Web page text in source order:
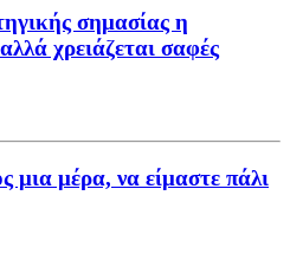
σημασίας η
χρειάζεται σαφές
μια μέρα, να είμαστε πάλι